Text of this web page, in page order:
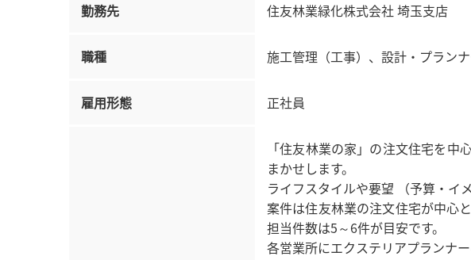
勤務先 住友林業緑化株式会社 埼玉支店
職種 施工管理（工事） 、 設計・プラン
雇用形態 正社員
「住友林業の家」の注文住宅を
まかせします。
ライフスタイルや要望 （予算・イ
案件は住友林業の注文住宅が中心
担当件数は5～6件が目安です。
各営業所にエクステリアプランナ